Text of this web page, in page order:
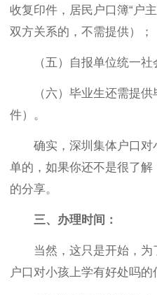
收复印件，居民户口簿“户
双方关系的，不需提供）；
（五）自报单位统一社
（六）毕业生还需提供
件）。
确实，深圳集体户口对
单的，如果你还不是很了
的分享。
三、 办理时间：
当然，这只是开始，为
户口对小孩上学有好处吗的